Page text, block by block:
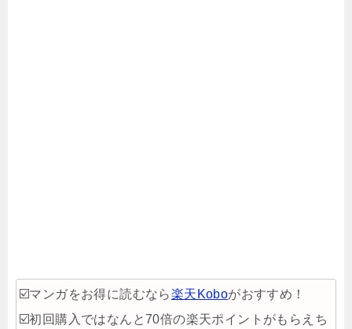
☑️マンガをお得に読むなら楽天Koboがおすすめ！
☑️初回購入ではなんと70倍の楽天ポイントがもらえち